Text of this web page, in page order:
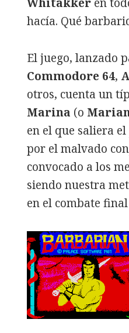
hacía. Qué
El juego, lanzado
Commodore 64,
otros, cuenta un
Marina (o
en el que saliera
por el malvado
convocado a los
siendo nuestra
en el combate